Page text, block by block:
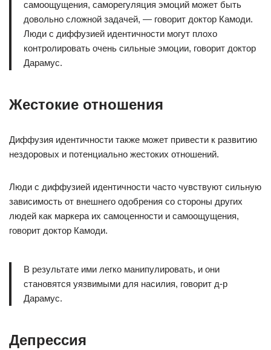
самоощущения, саморегуляция эмоций может быть
довольно сложной задачей, — говорит доктор Камоди.
Люди с диффузией идентичности могут плохо
контролировать очень сильные эмоции, говорит доктор
Дарамус.
Жестокие отношения
Диффузия идентичности также может привести к развитию
нездоровых и потенциально жестоких отношений.
Люди с диффузией идентичности часто чувствуют сильную
зависимость от внешнего одобрения со стороны других
людей как маркера их самоценности и самоощущения,
говорит доктор Камоди.
В результате ими легко манипулировать, и они
становятся уязвимыми для насилия, говорит д-р
Дарамус.
Депрессия